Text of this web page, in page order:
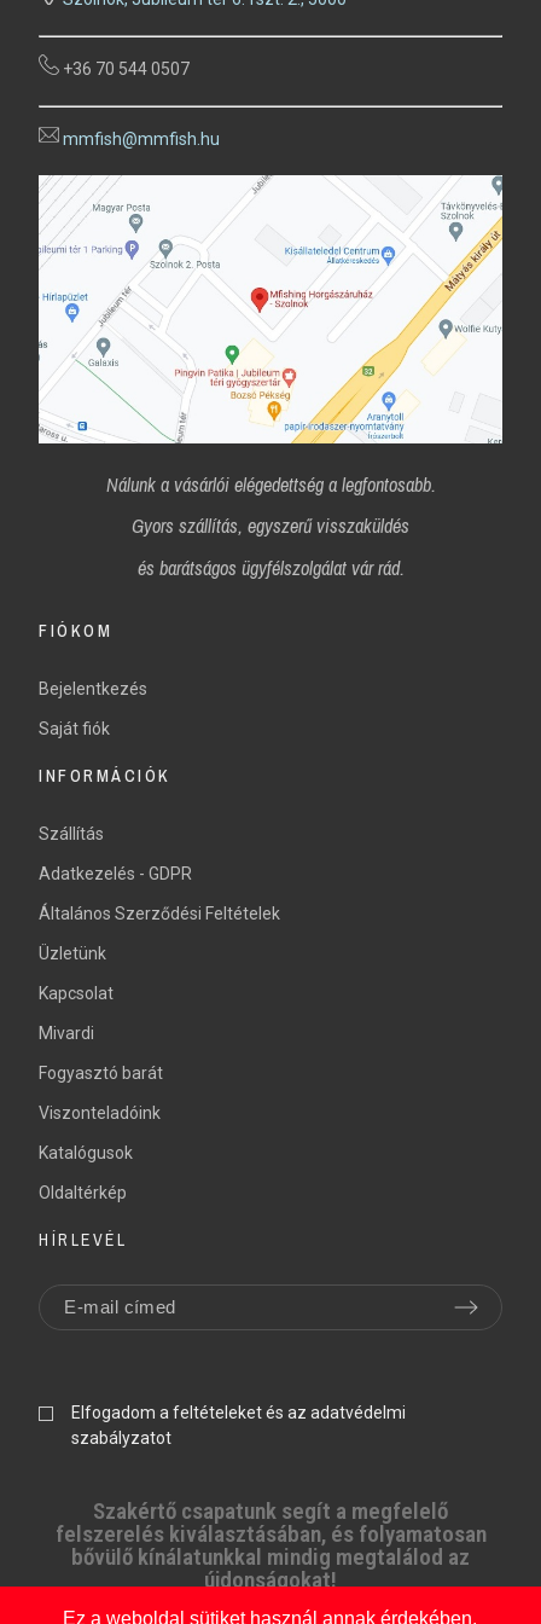
+36 70 544 0507
mmfish@mmfish.hu
Nálunk a vásárlói elégedettség a legfontosabb.
Gyors szállítás, egyszerű visszaküldés
és barátságos ügyfélszolgálat vár rád.
FIÓKOM
Bejelentkezés
Saját fiók
INFORMÁCIÓK
Szállítás
Adatkezelés - GDPR
Általános Szerződési Feltételek
Üzletünk
Kapcsolat
Mivardi
Fogyasztó barát
Viszonteladóink
Katalógusok
Oldaltérkép
HÍRLEVÉL
Elfogadom a feltételeket és az adatvédelmi
szabályzatot
Szakértő csapatunk segít a megfelelő
felszerelés kiválasztásában, és folyamatosan
bővülő kínálatunkkal mindig megtalálod az
újdonságokat!
Ez a weboldal sütiket használ annak érdekében,